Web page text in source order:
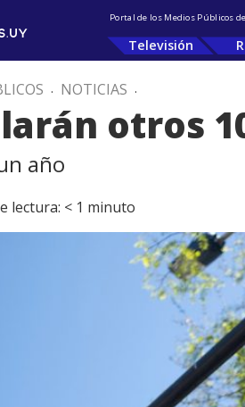
Portal de los Medios Públicos
Televisión
. NOTICIAS .
otros
año
lectura: < 1 minuto